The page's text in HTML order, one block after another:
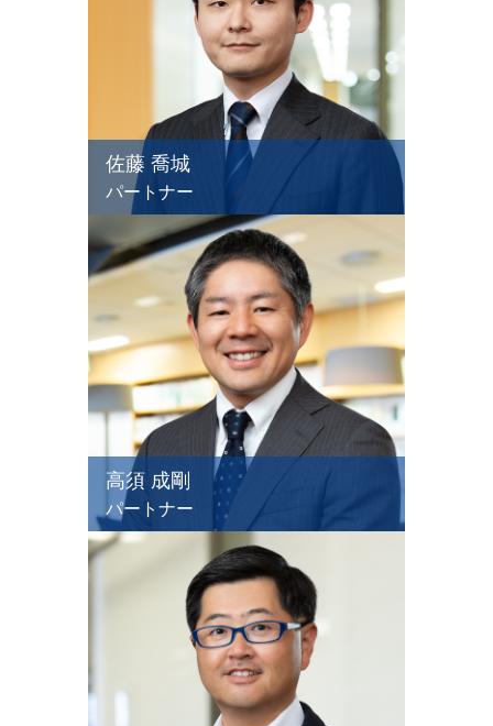
佐藤 喬城
パートナー
高須 成剛
パートナー